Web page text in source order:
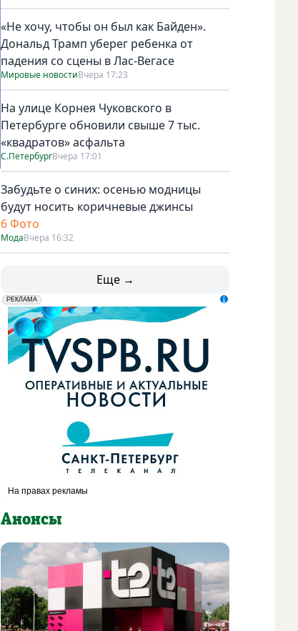
«Не хочу, чтобы он был как Байден».
Дональд Трамп уберег ребенка от
падения со сцены в Лас-Вегасе
Мировые новостиВчера 17:23
На улице Корнея Чуковского в
Петербурге обновили свыше 7 тыс.
«квадратов» асфальта
С.ПетербургВчера 17:01
Забудьте о синих: осенью модницы
будут носить коричневые джинсы
6 Фото
МодаВчера 16:32
Еще →
erid: LdtCK5udn
РЕКЛАМА
АО "ГАТР", ИНН: 7841320717
Анонсы